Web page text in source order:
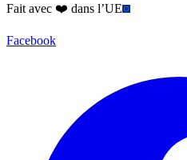
Fait avec ❤️ dans l’UE
Facebook